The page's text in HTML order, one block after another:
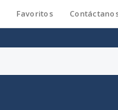
Favoritos